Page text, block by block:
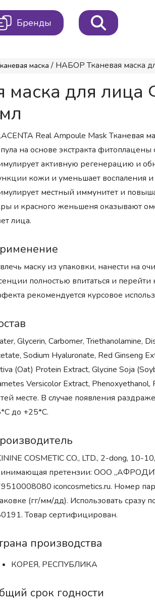
Бренды
маска / НАБОР Тканевая маска
маска для
Real Ampoule Mask Тканевая
на основе экстракта
активную регенерацию и
кожи и уменьшает воспаления и
местный иммунитет и
и красного женьшеня оказывают
лица.
маску из упаковки, нанести на
полностью впитаться и
рекомендуется курсовое
Glycerin, Carbomer, Triethanolamine,
Sodium Hyaluronate, Red Ginseng
(Oat) Protein Extract, Glycine Soja
Versicolor Extract,
месте. В случае появления
до +25*С.
COSMETIC CO., LTD., 2-dong, 10-
претензии: ООО
iconcosmetics.ru. Номер
(гг/мм/дд). Использовать
Товар сертифицирован.
производства
КОРЕЯ, РЕСПУБЛИКА
срок годности